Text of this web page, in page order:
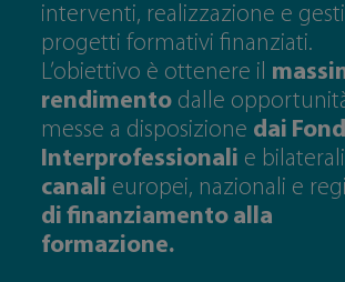
interventi, realizzazione e
progetti formativi finanziati.
L’obiettivo è ottenere il
rendimentodalle
messe a disposizione dai
Interprofessionali e
canali europei, nazionali e
di finanziamento alla
formazione.